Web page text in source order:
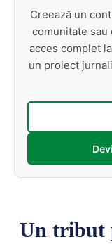
Creează un
comunitate sau
acces complet
un proiect
Un tribut